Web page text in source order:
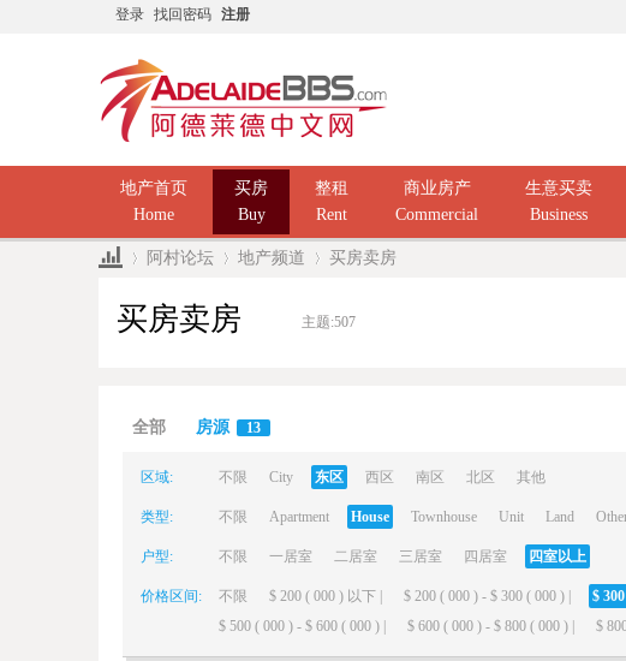
登录 找回密码 注册
地产首页
Home
买房
Buy
整租
Rent
商业房产
Commercial
生意买卖
Business
阿村论坛 地产频道 买房卖房
买房卖房 主题:507
全部 房源 13
区域: 不限 City 东区 西区 南区 北区 其他
类型: 不限 Apartment House Townhouse Unit Land
户型: 不限 一居室 二居室 三居室 四居室 四室以上
价格区间: 不限 $ 200 ( 000 ) 以下 | $ 200 ( 000 ) - $ 300 ( 000 ) | $
$ 500 ( 000 ) - $ 600 ( 000 ) |
$ 600 ( 000 ) - $ 800 ( 000 ) | $